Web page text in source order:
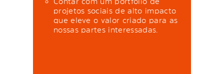
projetos sociais de alto impacto
que eleve o valor criado para as
nossas partes interessadas.